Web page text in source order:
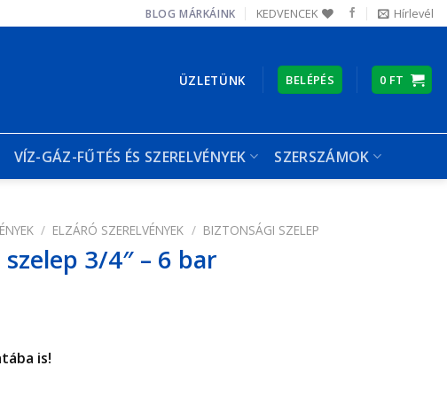
BLOG MÁRKÁINK KEDVENCEK Hírlevél
ÜZLETÜNK BELÉPÉS 0 FT
VÍZ-GÁZ-FŰTÉS ÉS SZERELVÉNYEK SZERSZÁMOK
/ ELZÁRÓ SZERELVÉNYEK / BIZTONSÁGI SZELEP
3/4″ – 6 bar
is!